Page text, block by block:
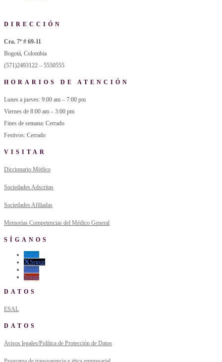
DIRECCIÓN
Cra. 7ª # 69-11
Bogotá, Colombia
(571)2493122 – 5550555
HORARIOS DE ATENCIÓN
Lunes a jueves: 9:00 am – 7:00 pm
Viernes de 8:00 am – 3:00 pm
Fines de semana: Cerrado
Festivos: Cerrado
VISITAR
Diccionario Médico
Sociedades Adscritas
Sociedades Afiliadas
Memorias Competencias del Médico General
SÍGANOS
Seguir
Seguir
Seguir
Seguir
DATOS
ESAL
DATOS
Avisos legales/Política de Protección de Datos